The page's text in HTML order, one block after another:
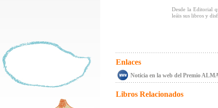
Desde la Editorial
leáis sus libros y
Enlaces
Noticia en la web del Premio
Libros Relacionados